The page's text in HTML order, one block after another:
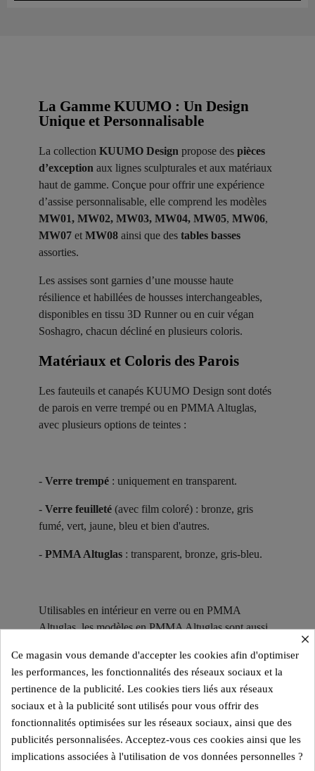
La Gamme KUUMO : Un Design
Unique et Personnalisable
La collection KUUMO Design propose des pièces
d’exception aux lignes sculpturales et aux matériaux
haut de gamme. Conçue pour offrir une expérience
d’assise personnalisable, elle comprend les modèles
MW01, MW02, MW03, MW04, MW05, MW06,
MW07 et MW08 ainsi que des tables basses
assorties.
Les assises sont garnies d’une mousse haute
résilience et habillées de housses interchangeables,
disponibles en tissu 3D Runner ou en cuir végan
Soshagro, chacun décliné en plusieurs coloris.
Matériaux et Coloris des Parois ​
Les fauteuils et canapés KUUMO Design sont dotés
de parois en verre trempé ou en PMMA Altuglas,
avec plusieurs options de teintes :
- Verre trempé : uniquement en transparent.
- Verre feuilleté (avec film coloré) : bronze, gris
fumé, vert, jaune, bleu et bien d'autres.
- PMMA Altuglas : transparent, bronze, gris-bleu.
Utilisables en intérieur en verre ou en PMMA
Altuglas, les modèles en PMMA Altuglas sont aussi
Des Pièces de Collection ​
Chaque modèle de la gamme KUUMO Design est
une pièce unique, alliant transparence et contraste des
matériaux pour un rendu élégant etintemporel .
Grâce à unepersonnalisationétendue des couleurs
×
Ce magasin vous demande d'accepter les cookies afin d'optimiser
les performances, les fonctionnalités des réseaux sociaux et la
pertinence de la publicité. Les cookies tiers liés aux réseaux
sociaux et à la publicité sont utilisés pour vous offrir des
fonctionnalités optimisées sur les réseaux sociaux, ainsi que des
publicités personnalisées. Acceptez-vous ces cookies ainsi que les
implications associées à l'utilisation de vos données personnelles ?